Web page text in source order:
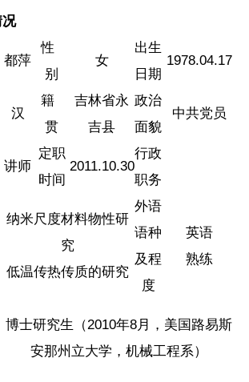
都萍
性
别
女
出生
日期
1978.04.17
汉
籍
贯
吉林省永
吉县
政治
面貌
中共党员
讲师
定职
时间
2011.10.30
行政
职务
纳米尺度材料物性研
究
低温传热传质的研究
外语
语种
及程
度
英语
熟练
博士研究生（2010年8月，美国路易斯
安那州立大学，机械工程系）